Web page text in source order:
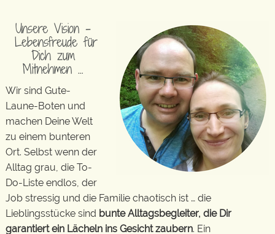
Unsere Vision –
Lebensfreude für
Dich zum
Mitnehmen …
Wir sind Gute-
Laune-Boten und
machen Deine Welt
zu einem bunteren
Ort. Selbst wenn der
Alltag grau, die To-
Do-Liste endlos, der
Job stressig und die Familie chaotisch ist … die
Lieblingsstücke sind bunte Alltagsbegleiter, die Dir
garantiert ein Lächeln ins Gesicht zaubern. Ein